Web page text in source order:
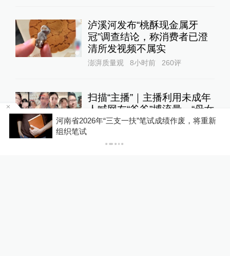
泸溪河发布“桃酥现金属牙
冠”调查结论，称消费者已澄
清所发视频不属实
澎湃质量观 8小时前 260评
1
扫描“主播”｜主播利用未成年
人喊网友“爸爸”博流量，“母女
合拍”多账号被封禁
河南省2026年“三支一扶”笔试成绩作废，将重新
组织笔试